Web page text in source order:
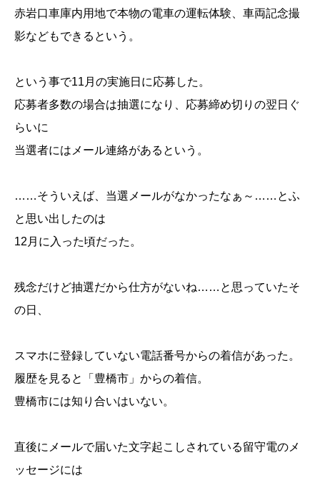
赤岩口車庫内用地で本物の電車の運転体験、車両記念撮
影などもできるという。
という事で11月の実施日に応募した。
応募者多数の場合は抽選になり、応募締め切りの翌日ぐ
らいに
当選者にはメール連絡があるという。
……そういえば、当選メールがなかったなぁ～……とふ
と思い出したのは
12月に入った頃だった。
残念だけど抽選だから仕方がないね……と思っていたそ
の日、
スマホに登録していない電話番号からの着信があった。
履歴を見ると「豊橋市」からの着信。
豊橋市には知り合いはいない。
直後にメールで届いた文字起こしされている留守電のメ
ッセージには